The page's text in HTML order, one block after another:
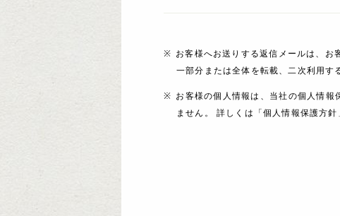
お客様へお送りする返信メールは、お
一部分または全体を転載、二次利用す
お客様の個人情報は、当社の個人情
ません。 詳しくは「個人情報保護方針